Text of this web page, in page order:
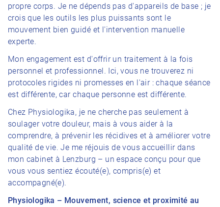
propre corps. Je ne dépends pas d'appareils de base ; je
crois que les outils les plus puissants sont le
mouvement bien guidé et l'intervention manuelle
experte.
Mon engagement est d'offrir un traitement à la fois
personnel et professionnel. Ici, vous ne trouverez ni
protocoles rigides ni promesses en l'air : chaque séance
est différente, car chaque personne est différente.
Chez Physiologika, je ne cherche pas seulement à
soulager votre douleur, mais à vous aider à la
comprendre, à prévenir les récidives et à améliorer votre
qualité de vie. Je me réjouis de vous accueillir dans
mon cabinet à Lenzburg – un espace conçu pour que
vous vous sentiez écouté(e), compris(e) et
accompagné(e).
Physiologika – Mouvement, science et proximité au